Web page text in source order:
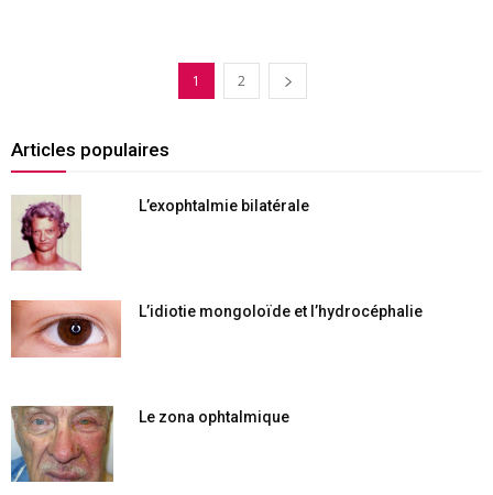
1 2
Articles populaires
L’exophtalmie bilatérale
L’idiotie mongoloïde et l’hydrocéphalie
Le zona ophtalmique